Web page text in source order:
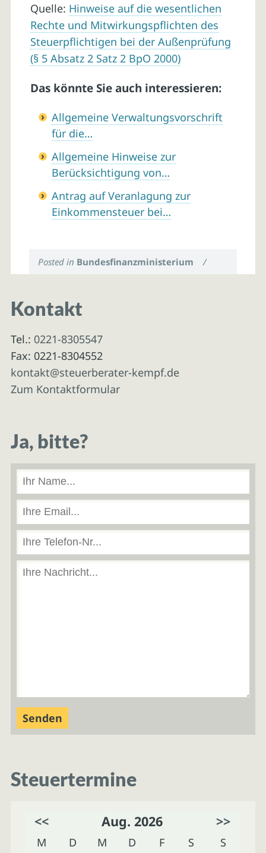
Quelle: Hinweise auf die wesentlichen
Rechte und Mitwirkungspflichten des
Steuerpflichtigen bei der Außenprüfung
(§ 5 Absatz 2 Satz 2 BpO 2000)
Das könnte Sie auch interessieren:
Allgemeine Verwaltungsvorschrift
für die…
Allgemeine Hinweise zur
Berücksichtigung von…
Antrag auf Veranlagung zur
Einkommensteuer bei…
Posted in Bundesfinanzministerium /
Kontakt
Tel.: 0221-8305547
Fax: 0221-8304552
kontakt@steuerberater-kempf.de
Zum Kontaktformular
Ja, bitte?
Steuertermine
<< Aug. 2026 >>
M D M D F S
S